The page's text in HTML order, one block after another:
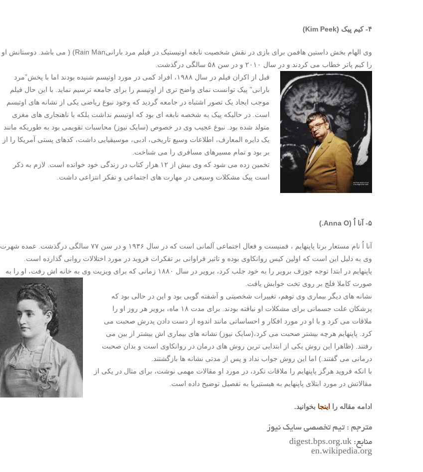
۴- کیم پیک ( Kim Peek
)
وی الهام بخش داستین هافمن برای بازی در نقش شخصیت نابغه اوتیستیک در فیلم مرد بارانیRain Man) ( می باشد. دوستانش او
را کیم پاتر خطاب می کردند و در سال ۲۰۱۰ و در سن ۵۸ سالگی درگذشت.
قبل از اکران فیلم در سال ۱۹۸۸، افراد کمی در مورد اوتیسم شنیده بودند اما با پخش”مرد
بارانی” پیک توانست نمای واضح تری از اوتیسم را برای جامعه ترسیم نماید. با این حال فیلم
موجب ایجاد یک تصور اشتباه در جامعه گردید که وجود نبوغ ریاضی یکی از نشانه های اوتیسم
است. در حالیکه پیک به شخصه نابغه ای بود که اوتیسم نداشت بلکه با ناهنجاری های مغزی
متولد شده بود. نبوغ عجیب وی در خصوص (سایک نیوز) محاسبات تقویمی بود به طوریکه مانند
یک دایره المعارف، اطلاعات وسیع تاریخی، ادبی، موسیقیایی داشت، کدهای پستی آمریکا را از
بر بود و تمام مسیرهای مسافری را می شناخت.
تخمین زده می شود که وی بیش از ۱۲ هزار کتاب در زندگی خود خوانده است. لازم به ذکر
است پیک مشکلات وسیعی در مهارت های اجتماعی و تفکر انتزاعی داشت.
۵- آنا اُ (Anna O.)
آنا اُ نام مستعار برتا پاپنهایم ، فمنیست و فعال اجتماعی آلمانی است که در سال ۱۹۳۶ و در سن ۷۷ سالگی درگذشت. عمده شهرت
وی به دلیل این است که اولین کیس روانکاوی بوده و تاثیر فراوانی بر تفکرات فروید در مورد اختلالات روانی گذارده است.
پاپنهایم در ابتدا توجه جوزف برویر را به خود جلب کرد، برویر در سال ۱۸۸۰ زمانی که برای ویزیت وی به خانه اش رفت، او را به
صورت کاملا فلج بر روی تخت خوابش یافت.
نشانه های دیگر بیماری وی توهم، تغییرات شخصیتی و آشفته گویی بود و این در حالی بود که
پزشکان علت جسمانی برای مشکلات او نیافته بودند. برای مدت ۱۸ ماه، برویر هر روز او را
ملاقات می کرد و با او در مورد افکار و احساساتی مانند اندوه از دست دادن پدرش صحبت می
کرد. پاپنهایم هرچه بیشتر صحبت می کرد،(سایک نیوز) نشانه های بیماری اش بیشتر از بین می
رفتند. (ظاهرا این روش یکی از ابتدایی ترین روش های درمان در روانکاوی است و بدان صحبت
درمانی می گفتند.) اما این روش جواب نداد و پس از مدتی نشانه ها بازگشتند.
با انکه فروید هرگز پاپنهایم را ملاقات نکرد، در مورد او مقالات مهمی نوشت، برای مثال در یکی از
مقالاتش در مورد ابتلای پاپنهایم به هیستیریا به تفصیل توضیح داده است.
ادامه مقاله را اینجا بخوانید.
مترجم : تیم تخصصی سایک نیوز
منابع: digest.bps.org.uk
en.wikipedia.org